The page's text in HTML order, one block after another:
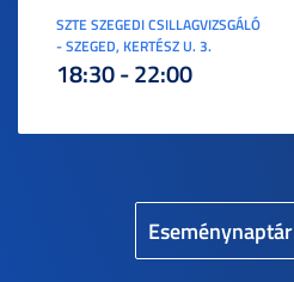
Eseménynaptár
SZTE SZEGEDI CSILLAGVIZSGÁLÓ
- SZEGED, KERTÉSZ U. 3.
18:30 - 22:00